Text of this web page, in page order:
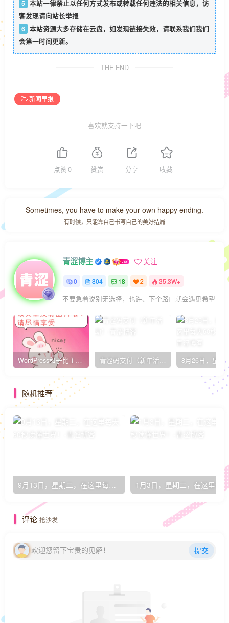
5 本站一律禁止以任何方式发布或转载任何违法的相关信息，访
客发现请向站长举报
6 本站资源大多存储在云盘，如发现链接失效，请联系我们我们
会第一时间更新。
THE END
新闻早报
喜欢就支持一下吧
点赞0 赞赏 分享 收藏
Sometimes, you have to make your own happy ending.
有时候，只能靠自己书写自己的美好结局
青涩博主 关注
0 804 18 2 35.3W+
不要急着说别无选择，也许、下个路口就会遇见希望
WordPress和子比主题模板&网站美化方法教程-已更新到:23-01-8 青涩码支付（新年活动）
随机推荐
评论 抢沙发
欢迎您留下宝贵的见解！ 提交